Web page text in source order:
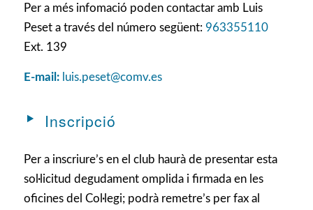
Per a més infomació poden contactar amb Luis
Peset a través del número següent: 963355110
Ext. 139
E-mail: luis.peset@comv.es
Inscripció
Per a inscriure’s en el club haurà de presentar esta
sol·licitud degudament omplida i firmada en les
oficines del Col·legi; podrà remetre’s per fax al